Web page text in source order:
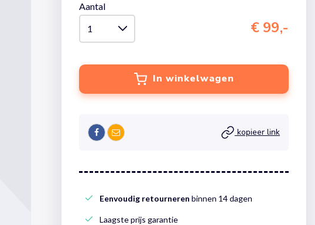
Aantal
€ 99,-
In winkelwagen
kopieer link
Eenvoudig retourneren binnen 14 dagen
Laagste prijs garantie